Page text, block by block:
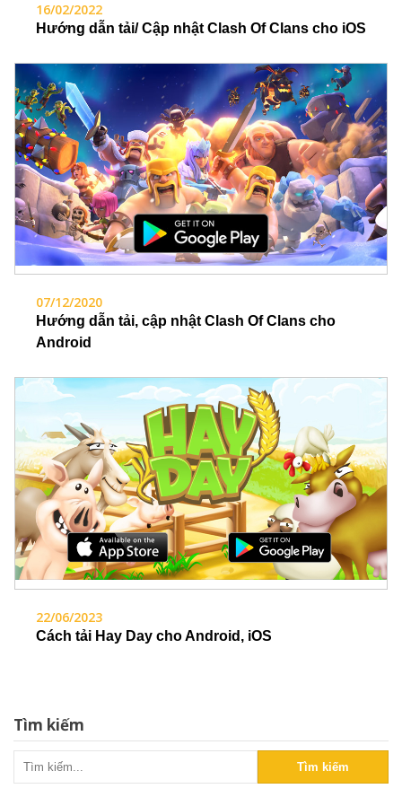
16/02/2022
Hướng dẫn tải/ Cập nhật Clash Of Clans cho iOS
07/12/2020
Hướng dẫn tải, cập nhật Clash Of Clans cho
Android
22/06/2023
Cách tải Hay Day cho Android, iOS
Tìm kiếm
Tìm kiếm